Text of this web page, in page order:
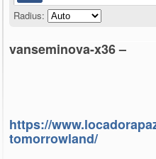
Radius:
vanseminova-x36 –
https://
tomorrowland/